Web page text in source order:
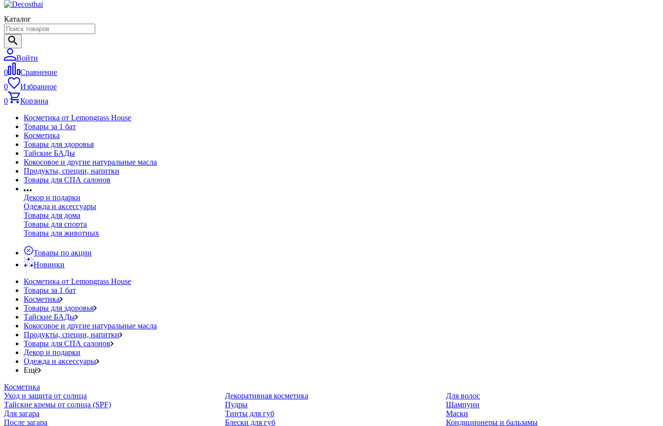
Каталог
Войти
0
Сравнение
0
Избранное
0
Корзина
Косметика от Lemongrass House
Товары за 1 бат
Косметика
Товары для здоровья
Тайские БАДы
Кокосовое и другие натуральные масла
Продукты, специи, напитки
Товары для СПА салонов
Декор и подарки
Одежда и аксессуары
Товары для дома
Товары для спорта
Товары для животных
Товары по акции
Новинки
Косметика от Lemongrass House
Товары за 1 бат
Косметика
Товары для здоровья
Тайские БАДы
Кокосовое и другие натуральные масла
Продукты, специи, напитки
Товары для СПА салонов
Декор и подарки
Одежда и аксессуары
Ещё
Косметика
Уход и защита от солнца
Тайские кремы от солнца (SPF)
Для загара
После загара
Декоративная косметика
Пудры
Тинты для губ
Блески для губ
Для волос
Шампуни
Маски
Кондиционеры и бальзамы